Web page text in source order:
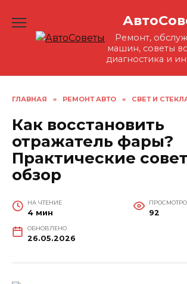
содержанию
Ремонт,
машин, советы
диагностика и
ГЛАВНАЯ » РЕМОНТ АВТО » СВЕТ И
Как восстановить
отражатель фары?
Практические
обзор
НА ЧТЕНИЕ
4 мин 92
ОБНОВЛЕНО
26.05.2026